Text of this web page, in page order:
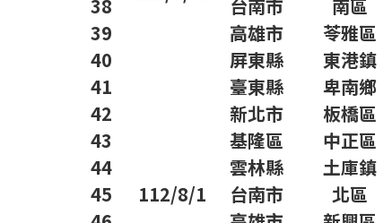
38
台南市
南區
39
高雄市
苓雅區
40
屏東縣
東港鎮
41
臺東縣
卑南鄉
42
112/8/1
新北市
板橋區
43
基隆區
中正區
44
雲林縣
土庫鎮
45
台南市
北區